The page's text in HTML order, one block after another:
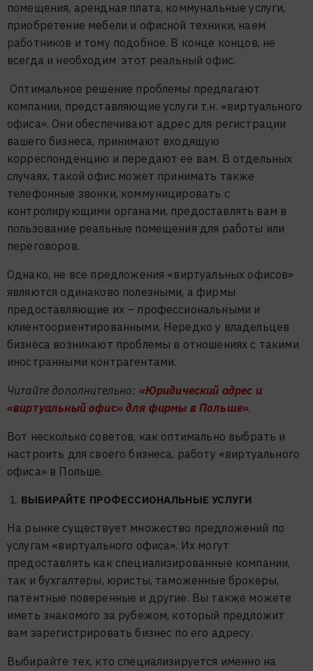
помещения, арендная плата, коммунальные услуги,
приобретение мебели и офисной техники, наем
работников и тому подобное. В конце концов, не
всегда и необходим этот реальный офис.
Оптимальное решение проблемы предлагают
компании, представляющие услуги т.н. «виртуального
офиса». Они обеспечивают адрес для регистрации
вашего бизнеса, принимают входящую
корреспонденцию и передают ее вам. В отдельных
случаях, такой офис может принимать также
телефонные звонки, коммуницировать с
контролирующими органами, предоставлять вам в
пользование реальные помещения для работы или
переговоров.
Однако, не все предложения «виртуальных офисов»
являются одинаково полезными, а фирмы
предоставляющие их – профессиональными и
клиентоориентированными. Нередко у владельцев
бизнеса возникают проблемы в отношениях с такими
иностранными контрагентами.
Читайте дополнительно: «Юридический адрес и
«виртуальный офис» для фирмы в Польше».
Вот несколько советов, как оптимально выбрать и
настроить для своего бизнеса, работу «виртуального
офиса» в Польше.
ВЫБИРАЙТЕ ПРОФЕССИОНАЛЬНЫЕ УСЛУГИ
На рынке существует множество предложений по
услугам «виртуального офиса». Их могут
предоставлять как специализированные компании,
так и бухгалтеры, юристы, таможенные брокеры,
патентные поверенные и другие. Вы также можете
иметь знакомого за рубежом, который предложит
вам зарегистрировать бизнес по его адресу.
Выбирайте тех, кто специализируется именно на